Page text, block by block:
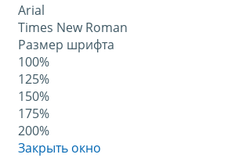
Arial
Times New Roman
Размер шрифта
100%
125%
150%
175%
200%
Закрыть окно